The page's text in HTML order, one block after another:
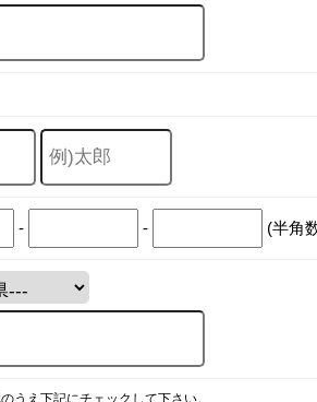
- - (半角
うえ下記にチェックして下さい。